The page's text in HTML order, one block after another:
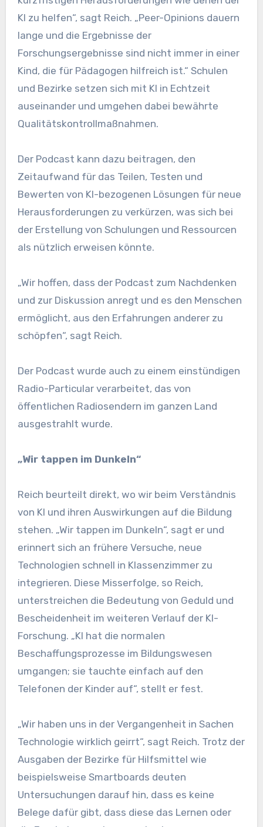
KI zu helfen“, sagt Reich. „Peer-Opinions dauern
lange und die Ergebnisse der
Forschungsergebnisse sind nicht immer in einer
Kind, die für Pädagogen hilfreich ist.“ Schulen
und Bezirke setzen sich mit KI in Echtzeit
auseinander und umgehen dabei bewährte
Qualitätskontrollmaßnahmen.
Der Podcast kann dazu beitragen, den
Zeitaufwand für das Teilen, Testen und
Bewerten von KI-bezogenen Lösungen für neue
Herausforderungen zu verkürzen, was sich bei
der Erstellung von Schulungen und Ressourcen
als nützlich erweisen könnte.
„Wir hoffen, dass der Podcast zum Nachdenken
und zur Diskussion anregt und es den Menschen
ermöglicht, aus den Erfahrungen anderer zu
schöpfen“, sagt Reich.
Der Podcast wurde auch zu einem einstündigen
Radio-Particular verarbeitet, das von
öffentlichen Radiosendern im ganzen Land
ausgestrahlt wurde.
„Wir tappen im Dunkeln“
Reich beurteilt direkt, wo wir beim Verständnis
von KI und ihren Auswirkungen auf die Bildung
stehen. „Wir tappen im Dunkeln“, sagt er und
erinnert sich an frühere Versuche, neue
Technologien schnell in Klassenzimmer zu
integrieren. Diese Misserfolge, so Reich,
unterstreichen die Bedeutung von Geduld und
Bescheidenheit im weiteren Verlauf der KI-
Forschung. „KI hat die normalen
Beschaffungsprozesse im Bildungswesen
umgangen; sie tauchte einfach auf den
Telefonen der Kinder auf“, stellt er fest.
„Wir haben uns in der Vergangenheit in Sachen
Technologie wirklich geirrt“, sagt Reich. Trotz der
Ausgaben der Bezirke für Hilfsmittel wie
beispielsweise Smartboards deuten
Untersuchungen darauf hin, dass es keine
Belege dafür gibt, dass diese das Lernen oder